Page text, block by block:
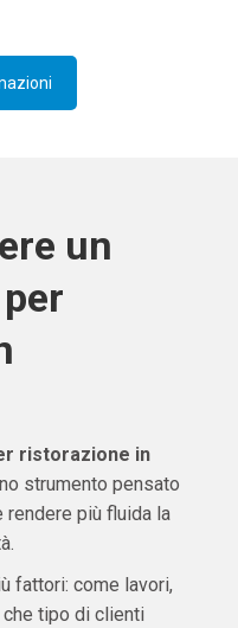
un
ristorazione in
strumento pensato
più fluida la
fattori: come lavori,
tipo di clienti